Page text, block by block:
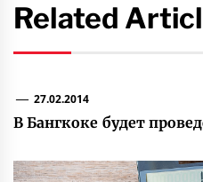
Related
27.02.2014
В Бангкоке будет